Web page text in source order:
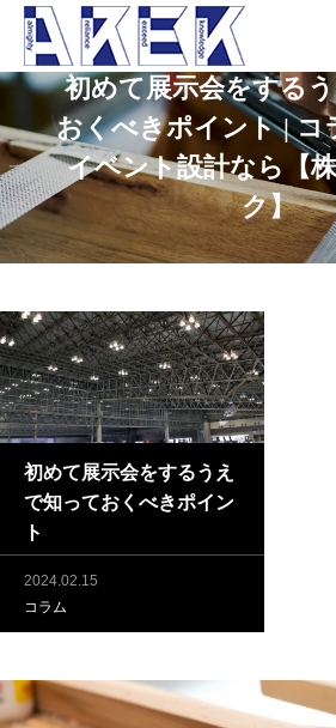
初めて展示会をする
おくべきポイント | コ
イベント設計なら【
ク】
初めて展示会をするうえ
で知っておくべきポイン
ト
2024.02.15
コラム